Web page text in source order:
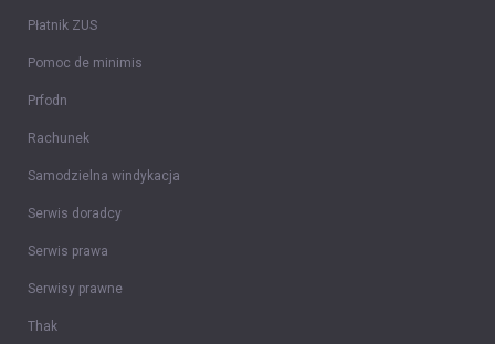
Płatnik ZUS
Pomoc de minimis
Prfodn
Rachunek
Samodzielna windykacja
Serwis doradcy
Serwis prawa
Serwisy prawne
Thak